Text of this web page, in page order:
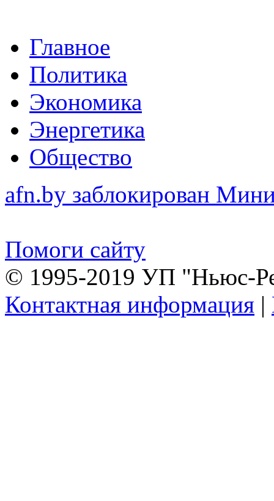
Главное
Политика
Экономика
Энергетика
Общество
afn.by заблокирован
Помоги сайту
© 1995-2019 УП "Ньюс-
Контактная информация |